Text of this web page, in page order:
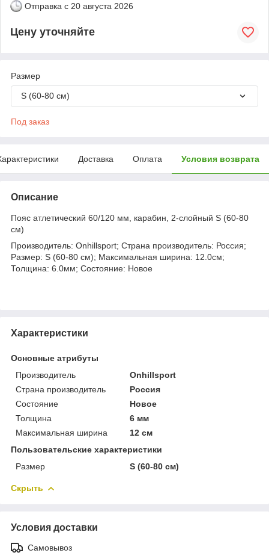
Отправка с 20 августа 2026
Цену уточняйте
Размер
S (60-80 см)
Под заказ
Доставка Оплата Условия возврата
Описание
Пояс атлетический 60/120 мм, карабин, 2-слойный S (60-80
см)
Производитель: Onhillsport; Страна производитель: Россия;
Размер: S (60-80 см); Максимальная ширина: 12.0см;
Толщина: 6.0мм; Состояние: Новое
Характеристики
Основные атрибуты
Производитель
Onhillsport
Страна производитель
Россия
Состояние
Новое
Толщина
6 мм
Максимальная ширина
12 см
Пользовательские характеристики
Размер
S (60-80 см)
Скрыть
Условия доставки
Самовывоз